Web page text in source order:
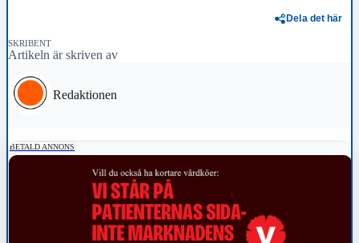
Dela det här
SKRIBENT
Artikeln är skriven av
Redaktionen
BETALD ANNONS